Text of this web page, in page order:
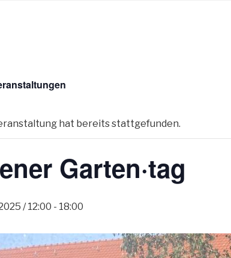
hat bereits stattgefunden.
Garten·tag
/ 12:00 - 18:00